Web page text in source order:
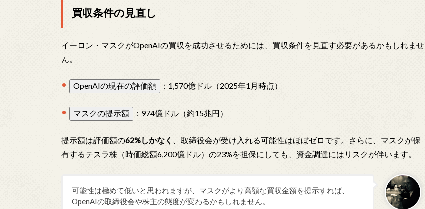
買収条件の見直し
イーロン・マスクがOpenAIの買収を成功させるためには、買収条件を見直す必要があるかもしれませ
ん。
OpenAIの現在の評価額 ：1,570億ドル（2025年1月時点）
マスクの提示額 ：974億ドル（約15兆円）
提示額は評価額の62%しかなく
、取締役会が受け入れる可能性はほぼゼロです。さらに、マスクが保
有するテスラ株（時価総額6,200億ドル）の23%を担保にしても、資金調達にはリスクが伴います。
可能性は極めて低いと思われますが、マスクがより高額な買収金額を提示すれば、
OpenAIの取締役会や株主の態度が変わるかもしれません。